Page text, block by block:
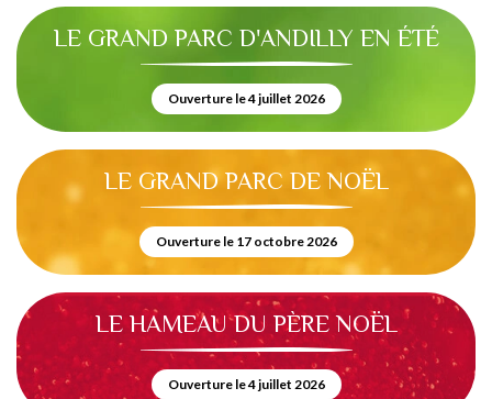
LE GRAND PARC D'ANDILLY EN ÉTÉ
Ouverture le 4 juillet 2026
LE GRAND PARC DE NOËL
Ouverture le 17 octobre 2026
LE HAMEAU DU PÈRE NOËL
Ouverture le 4 juillet 2026